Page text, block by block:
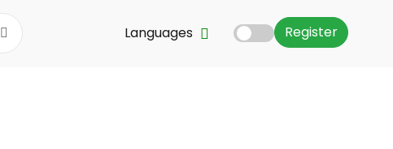
Register
Languages